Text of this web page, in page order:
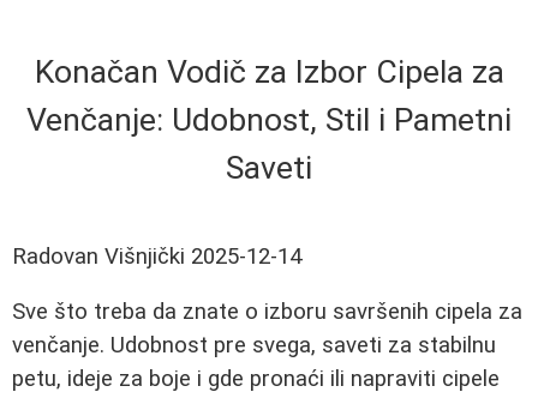
Konačan Vodič za Izbor Cipela za
Venčanje: Udobnost, Stil i Pametni
Saveti
Radovan Višnjički 2025-12-14
Sve što treba da znate o izboru savršenih cipela za
venčanje. Udobnost pre svega, saveti za stabilnu
petu, ideje za boje i gde pronaći ili napraviti cipele